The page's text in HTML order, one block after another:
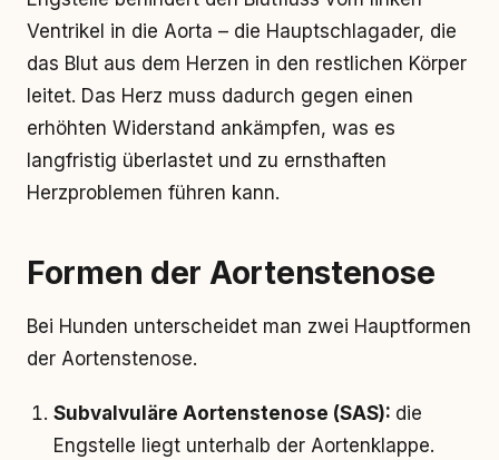
Ventrikel in die Aorta – die Hauptschlagader, die
das Blut aus dem Herzen in den restlichen Körper
leitet. Das Herz muss dadurch gegen einen
erhöhten Widerstand ankämpfen, was es
langfristig überlastet und zu ernsthaften
Herzproblemen führen kann.
Formen der Aortenstenose
Bei Hunden unterscheidet man zwei Hauptformen
der Aortenstenose.
Subvalvuläre Aortenstenose (SAS): die
Engstelle liegt unterhalb der Aortenklappe.